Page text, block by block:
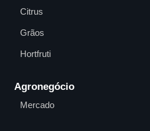
Citrus
Grãos
Hortfruti
Agronegócio
Mercado